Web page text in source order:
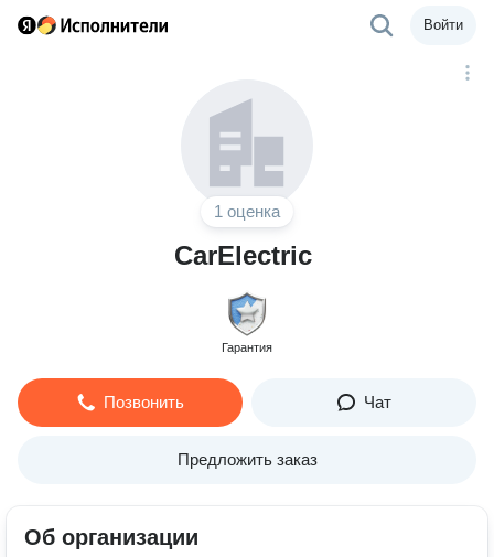
Войти
1 оценка
CarElectric
Гарантия
Позвонить Чат
Предложить заказ
Об организации